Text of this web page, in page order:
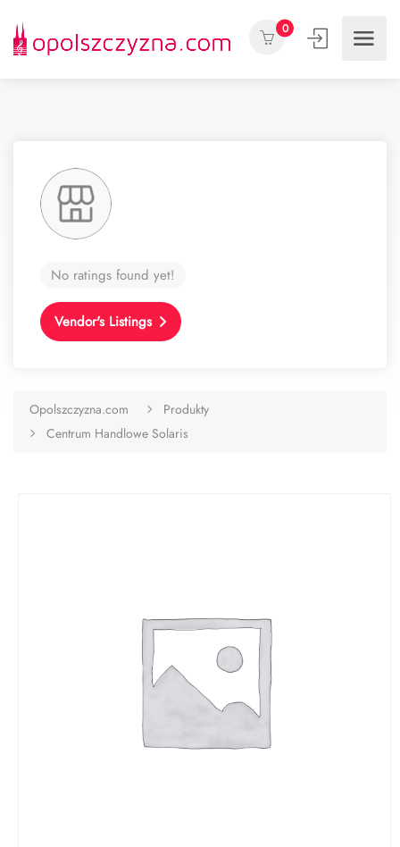
0
No ratings found yet!
Vendor's Listings
Opolszczyzna.com
Produkty
Centrum Handlowe Solaris